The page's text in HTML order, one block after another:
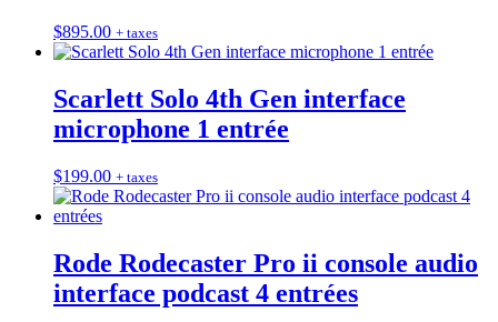
$895.00 + taxes
Scarlett Solo 4th Gen interface
microphone 1 entrée
$199.00 + taxes
Rode Rodecaster Pro ii console audio
interface podcast 4 entrées